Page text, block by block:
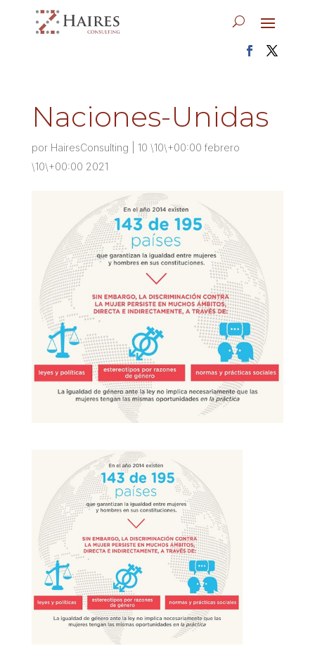
Naciones-Unidas
por HairesConsulting
10 \10\+00:00 febrero
\10\+00:00 2021